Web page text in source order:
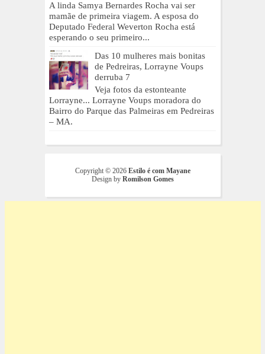
A linda Samya Bernardes Rocha vai ser
mamãe de primeira viagem. A esposa do
Deputado Federal Weverton Rocha está
esperando o seu primeiro...
Das 10 mulheres mais bonitas
de Pedreiras, Lorrayne Voups
derruba 7
Veja fotos da estonteante
Lorrayne... Lorrayne Voups moradora do
Bairro do Parque das Palmeiras em Pedreiras
– MA.
Copyright © 2026 Estilo é com Mayane
Design by Romilson Gomes